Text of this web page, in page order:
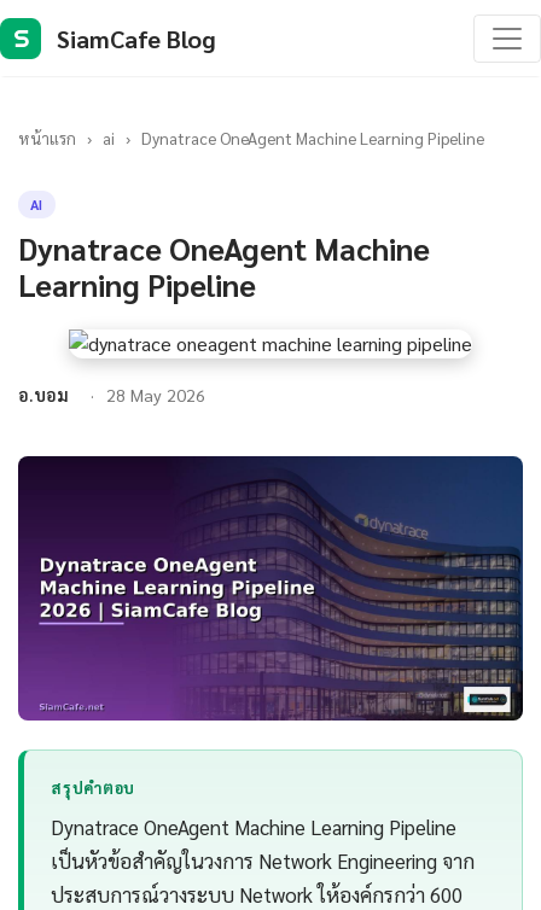
S SiamCafe Blog
หน้าแรก › ai › Dynatrace OneAgent Machine Learning Pipeline
AI
Dynatrace OneAgent Machine
Learning Pipeline
อ.บอม 28 May 2026
สรุปคำตอบ
Dynatrace OneAgent Machine Learning Pipeline
เป็นหัวข้อสำคัญในวงการ Network Engineering จาก
ประสบการณ์วางระบบ Network ให้องค์กรกว่า 600